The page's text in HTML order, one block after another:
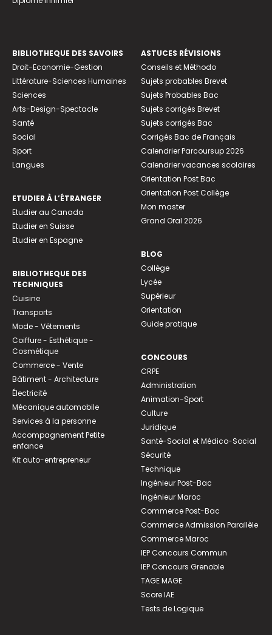
BIBLIOTHEQUE DES SAVOIRS
Droit-Economie-Gestion
Littérature-Sciences Humaines
Sciences
Arts-Design-Spectacle
Santé
Social
Sport
Langues
ETUDIER À L’ÉTRANGER
Etudier au Canada
Etudier en Suisse
Etudier en Espagne
BIBLIOTHEQUE DES
TECHNIQUES
Cuisine
Transports
Mode - Vêtements
Coiffure - Esthétique -
Cosmétique
Commerce - Vente
Bâtiment - Architecture
Électricité
Mécanique automobile
Services à la personne
Accompagnement Petite
enfance
Kit auto-entrepreneur
ASTUCES RÉVISIONS
Conseils et Méthodo
Sujets probables Brevet
Sujets Probables Bac
Sujets corrigés Brevet
Sujets corrigés Bac
Corrigés Bac de Français
Calendrier Parcoursup 2026
Calendrier vacances scolaires
Orientation Post Bac
Orientation Post Collège
Mon master
Grand Oral 2026
BLOG
Collège
Lycée
Supérieur
Orientation
Guide pratique
CONCOURS
CRPE
Administration
Animation-Sport
Culture
Juridique
Santé-Social et Médico-Social
Sécurité
Technique
Ingénieur Post-Bac
Ingénieur Maroc
Commerce Post-Bac
Commerce Admission Parallèle
Commerce Maroc
IEP Concours Commun
IEP Concours Grenoble
TAGE MAGE
Score IAE
Tests de Logique